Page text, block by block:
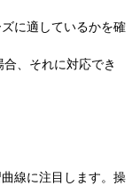
に適しているかを確
、それに対応でき
線に注目します。操